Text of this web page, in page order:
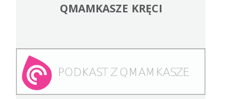
QMAMKASZE KRĘCI